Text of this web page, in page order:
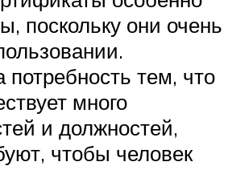
поскольку они очень
тем, что
много
и должностей,
чтобы человек